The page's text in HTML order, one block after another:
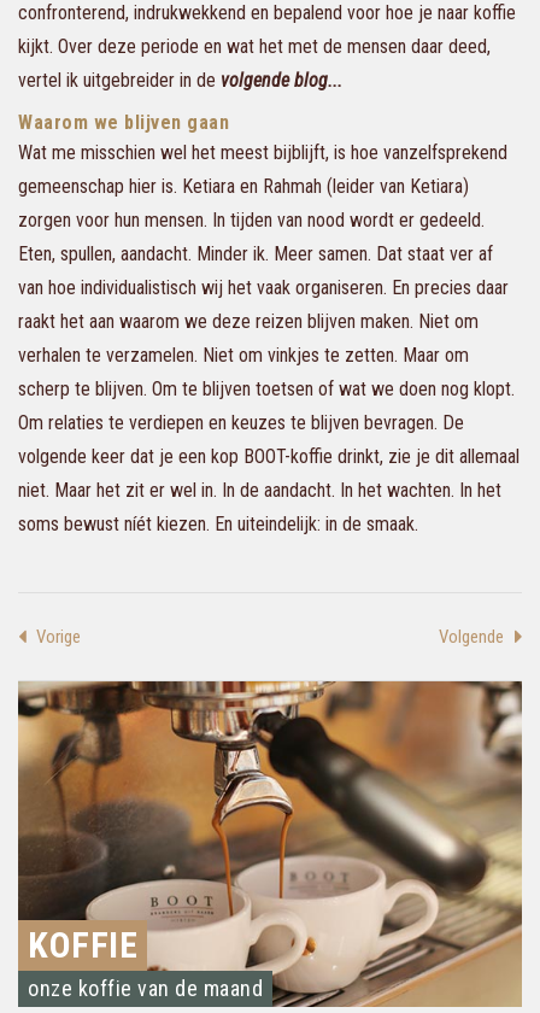
confronterend, indrukwekkend en bepalend voor hoe je naar koffie
kijkt. Over deze periode en wat het met de mensen daar deed,
vertel ik uitgebreider in de volgende blog...
Waarom we blijven gaan
Wat me misschien wel het meest bijblijft, is hoe vanzelfsprekend
gemeenschap hier is. Ketiara en Rahmah (leider van Ketiara)
zorgen voor hun mensen. In tijden van nood wordt er gedeeld.
Eten, spullen, aandacht. Minder ik. Meer samen. Dat staat ver af
van hoe individualistisch wij het vaak organiseren. En precies daar
raakt het aan waarom we deze reizen blijven maken. Niet om
verhalen te verzamelen. Niet om vinkjes te zetten. Maar om
scherp te blijven. Om te blijven toetsen of wat we doen nog klopt.
Om relaties te verdiepen en keuzes te blijven bevragen. De
volgende keer dat je een kop BOOT-koffie drinkt, zie je dit allemaal
niet. Maar het zit er wel in. In de aandacht. In het wachten. In het
soms bewust níét kiezen. En uiteindelijk: in de smaak.
Vorige Volgende
KOFFIE
onze koffie van de maand